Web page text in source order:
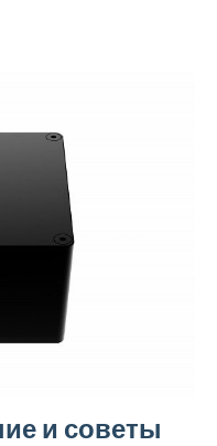
и советы